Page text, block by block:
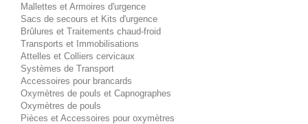
Mallettes et Armoires d'urgence
Sacs de secours et Kits d'urgence
Brûlures et Traitements chaud-froid
Transports et Immobilisations
Attelles et Colliers cervicaux
Systèmes de Transport
Accessoires pour brancards
Oxymètres de pouls et Capnographes
Oxymètres de pouls
Pièces et Accessoires pour oxymètres